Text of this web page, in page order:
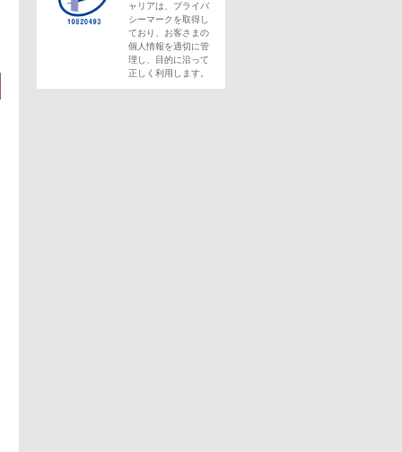
この求人にフォームで問い合わせるャリアは、プライバ
シーマークを取得し
ており、お客さまの
個人情報を適切に管
理し、目的に沿って
正しく利用します。